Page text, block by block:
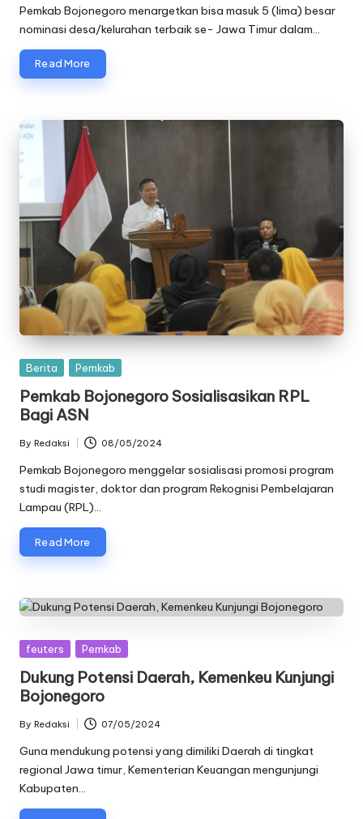
by
Pemkab Bojonegoro menargetkan bisa masuk 5 (lima) besar
nominasi desa/kelurahan terbaik se- Jawa Timur dalam…
Read More
Posted
Berita Pemkab
Pemkab Bojonegoro Sosialisasikan RPL
Bagi ASN
Posted
by
By Redaksi 08/05/2024
Pemkab Bojonegoro menggelar sosialisasi promosi program
studi magister, doktor dan program Rekognisi Pembelajaran
Lampau (RPL)…
Read More
Posted
feuters Pemkab
Dukung Potensi Daerah, Kemenkeu Kunjungi
Bojonegoro
Posted
by
By Redaksi 07/05/2024
Guna mendukung potensi yang dimiliki Daerah di tingkat
regional Jawa timur, Kementerian Keuangan mengunjungi
Kabupaten…